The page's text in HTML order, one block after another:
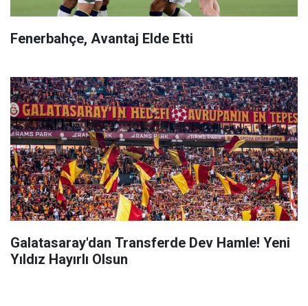
Fenerbahçe, Avantaj Elde Etti
Galatasaray'dan Transferde Dev Hamle! Yeni
Yıldız Hayırlı Olsun